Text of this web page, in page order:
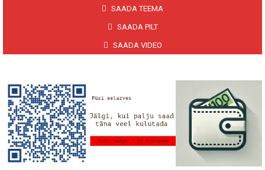
SAADA TEEMA
SAADA PILT
SAADA VIDEO